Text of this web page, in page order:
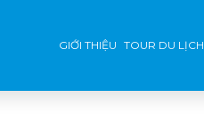
GIỚI THIỆU TOUR DU LỊCH